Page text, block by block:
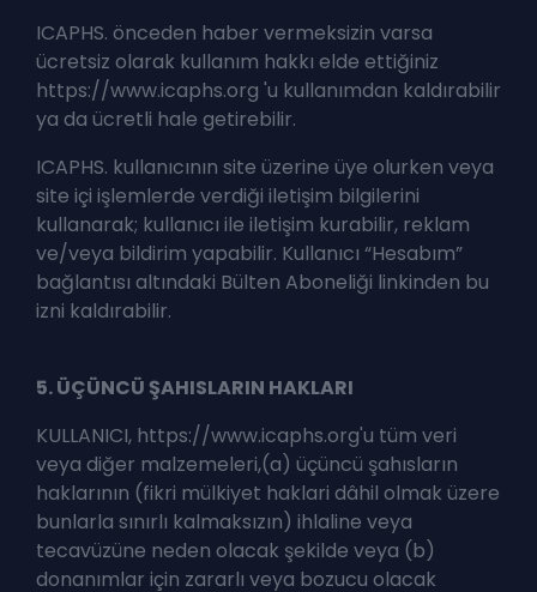
ICAPHS. önceden haber vermeksizin varsa
ücretsiz olarak kullanım hakkı elde ettiğiniz
https://www.icaphs.org 'u kullanımdan kaldırabilir
ya da ücretli hale getirebilir.
ICAPHS. kullanıcının site üzerine üye olurken veya
site içi işlemlerde verdiği iletişim bilgilerini
kullanarak; kullanıcı ile iletişim kurabilir, reklam
ve/veya bildirim yapabilir. Kullanıcı “Hesabım”
bağlantısı altındaki Bülten Aboneliği linkinden bu
izni kaldırabilir.
5. ÜÇÜNCÜ ŞAHISLARIN HAKLARI
KULLANICI, https://www.icaphs.org'u tüm veri
veya diğer malzemeleri,(a) üçüncü şahısların
haklarının (fikri mülkiyet haklari dâhil olmak üzere
bunlarla sınırlı kalmaksızın) ihlaline veya
tecavüzüne neden olacak şekilde veya (b)
donanımlar için zararlı veya bozucu olacak